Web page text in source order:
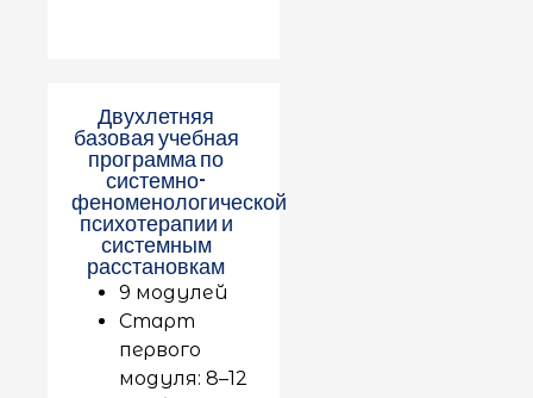
Двухлетняя
базовая учебная
программа по
системно-
феноменологической
психотерапии и
системным
расстановкам
9 модулей
Старт
первого
модуля: 8–12